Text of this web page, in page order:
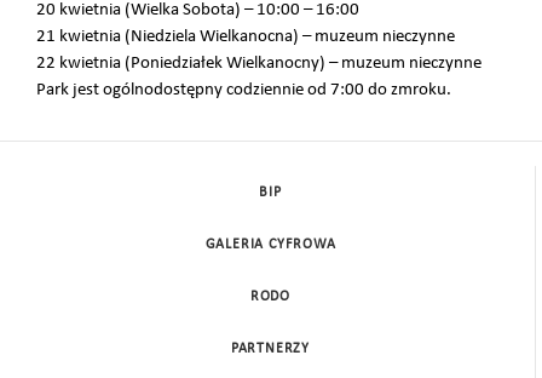
20 kwietnia (Wielka Sobota) – 10:00 – 16:00
21 kwietnia (Niedziela Wielkanocna) – muzeum nieczynne
22 kwietnia (Poniedziałek Wielkanocny) – muzeum nieczynne
Park jest ogólnodostępny codziennie od 7:00 do zmroku.
BIP
GALERIA CYFROWA
RODO
PARTNERZY